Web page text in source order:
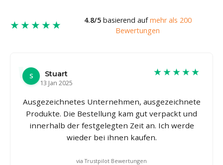
★★★★★ 4.8/5basierend aufmehr als 200
Bewertungen
S
Stuart
13 Jan 2025
★★★★★
Ausgezeichnetes Unternehmen, ausgezeichnete
Produkte. Die Bestellung kam gut verpackt und
innerhalb der festgelegten Zeit an. Ich werde
wieder bei ihnen kaufen.
via Trustpilot Bewertungen